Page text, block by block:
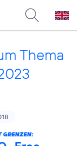
Thema
GRENZEN: